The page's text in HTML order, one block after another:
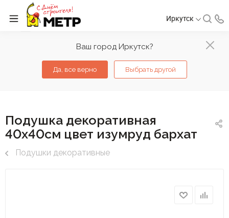
Ваш город Иркутск?
Да, все верно Выбрать другой
Иркутск
Подушка декоративная
40х40см цвет изумруд бархат
Подушки декоративные